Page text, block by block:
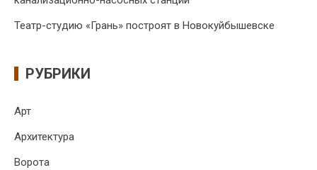
Театр-студию «Грань» построят в Новокуйбышевске
РУБРИКИ
Арт
Архитектура
Ворота